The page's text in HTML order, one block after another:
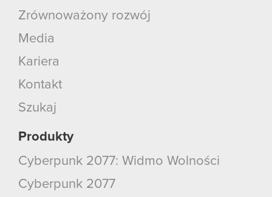
korzystanie z naszej witryny, zgadasz się na
używanie plików cookie.
Zrównoważony rozwój
Media
Kariera
Kontakt
Szukaj
Produkty
Cyberpunk 2077: Widmo Wolności
Cyberpunk 2077